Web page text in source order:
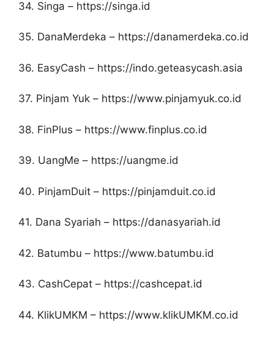
34. Singa – https://singa.id
35. DanaMerdeka – https://danamerdeka.co.id
36. EasyCash – https://indo.geteasycash.asia
37. Pinjam Yuk – https://www.pinjamyuk.co.id
38. FinPlus – https://www.finplus.co.id
39. UangMe – https://uangme.id
40. PinjamDuit – https://pinjamduit.co.id
41. Dana Syariah – https://danasyariah.id
42. Batumbu – https://www.batumbu.id
43. CashCepat – https://cashcepat.id
44. KlikUMKM – https://www.klikUMKM.co.id